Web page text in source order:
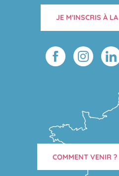
JE M'INSCRIS À
COMMENT VENIR ?